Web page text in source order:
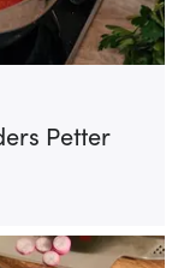
Petter